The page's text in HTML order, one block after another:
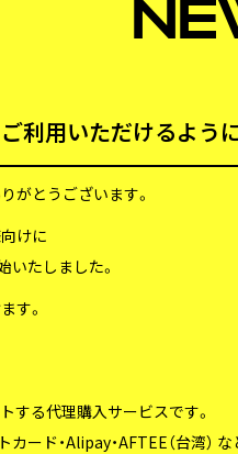
利用いただけるよう
がとうございます。
けに
いたしました。
す。
する代理購入サービスです。
ード・Alipay・AFTEE（台湾）